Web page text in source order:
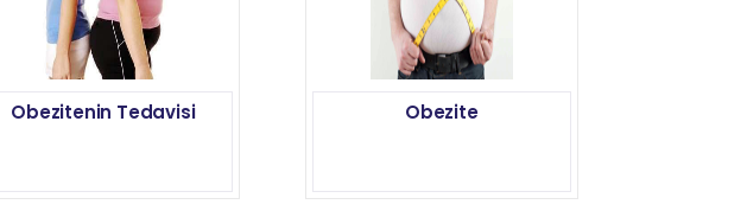
Obezitenin Tedavisi Obezite